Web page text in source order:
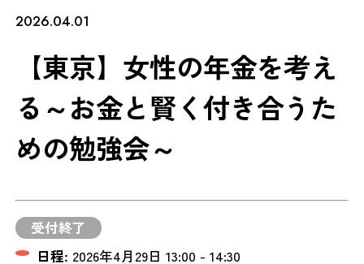
2026.04.01
【東京】女性の年金を考え
る～お金と賢く付き合うた
めの勉強会～
受付終了
日程: 2026年4月29日 13:00 - 14:30